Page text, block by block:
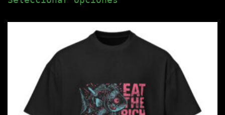
múltiples
variantes.
se
pueden